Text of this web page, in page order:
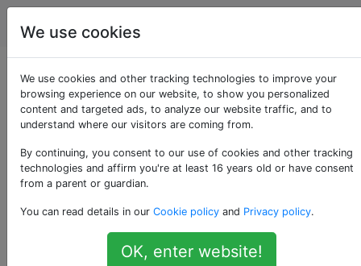
Schach
Was ist eine kritische
Variation?
7
Manchmal höre ich, dass eine kritische
vermieden wurde und stattdessen eine solide
Variation gewählt wurde. Kann mir jemand
erklären, was eine kritische Variation ist?
We use cookies
We use cookies and other tracking technologies to improve your
browsing experience on our website, to show you personalized
content and targeted ads, to analyze our website traffic, and to
understand where our visitors are coming from.
By continuing, you consent to our use of cookies and other tracking
technologies and affirm you're at least 16 years old or have consent
from a parent or guardian.
You can read details in our Cookie policy and Privacy policy.
OK, enter website!